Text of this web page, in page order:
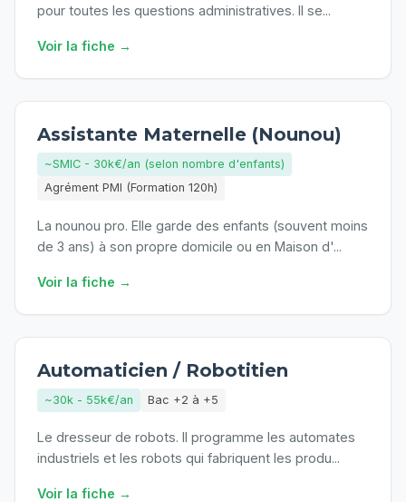
pour toutes les questions administratives. Il se...
Voir la fiche →
Assistante Maternelle (Nounou)
~SMIC - 30k€/an (selon nombre d'enfants)
Agrément PMI (Formation 120h)
La nounou pro. Elle garde des enfants (souvent moins
de 3 ans) à son propre domicile ou en Maison d'...
Voir la fiche →
Automaticien / Robotitien
~30k - 55k€/an Bac +2 à +5
Le dresseur de robots. Il programme les automates
industriels et les robots qui fabriquent les produ...
Voir la fiche →